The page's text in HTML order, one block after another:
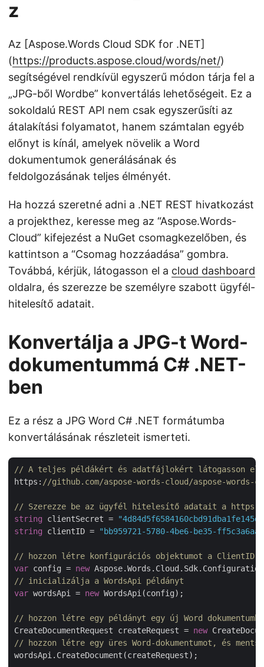
z
Az [Aspose.Words Cloud SDK for .NET]
(https://products.aspose.cloud/words/net/)
segítségével rendkívül egyszerű módon tárja fel a
„JPG-ből Wordbe” konvertálás lehetőségeit. Ez a
sokoldalú REST API nem csak egyszerűsíti az
átalakítási folyamatot, hanem számtalan egyéb
előnyt is kínál, amelyek növelik a Word
dokumentumok generálásának és
feldolgozásának teljes élményét.
Ha hozzá szeretné adni a .NET REST hivatkozást
a projekthez, keresse meg az “Aspose.Words-
Cloud” kifejezést a NuGet csomagkezelőben, és
kattintson a “Csomag hozzáadása” gombra.
Továbbá, kérjük, látogasson el a cloud dashboard
oldalra, és szerezze be személyre szabott ügyfél-
hitelesítő adatait.
Konvertálja a JPG-t Word-
dokumentummá C# .NET-
ben
Ez a rész a JPG Word C# .NET formátumba
konvertálásának részleteit ismerteti.
// A teljes példákért és adatfájlokért látogasson
https: //github.com/aspose-words-cloud/aspose-words-
// Szerezze be az ügyfél hitelesítő adatait a https://
string clientSecret =
string clientID = "bb959721-5780-4be6-be35-
// hozzon létre konfigurációs objektumot a ClientID
var config = new
// inicializálja a WordsApi példányt
var wordsApi = new WordsApi(config);
// hozzon létre egy példányt egy új Word
CreateDocumentRequest createRequest = new
// hozzon létre egy üres Word-dokumentumot, és
wordsApi.CreateDocument(createRequest);